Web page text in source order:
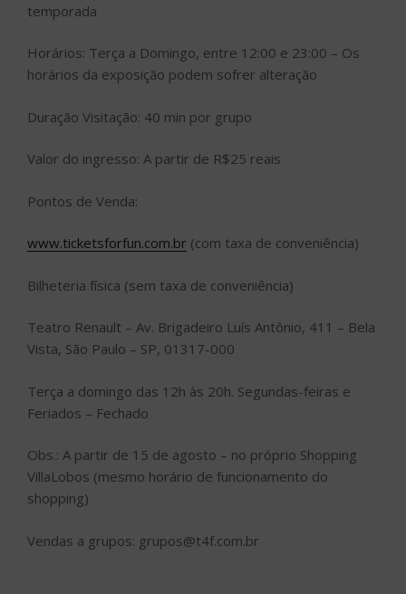
temporada
Horários: Terça a Domingo, entre 12:00 e 23:00 – Os
horários da exposição podem sofrer alteração
Duração Visitação: 40 min por grupo
Valor do ingresso: A partir de R$25 reais
Pontos de Venda:
www.ticketsforfun.com.br (com taxa de conveniência)
Bilheteria física (sem taxa de conveniência)
Teatro Renault – Av. Brigadeiro Luís Antônio, 411 – Bela
Vista, São Paulo – SP, 01317-000
Terça a domingo das 12h às 20h. Segundas-feiras e
Feriados – Fechado
Obs.: A partir de 15 de agosto – no próprio Shopping
VillaLobos (mesmo horário de funcionamento do
shopping)
Vendas a grupos: grupos@t4f.com.br